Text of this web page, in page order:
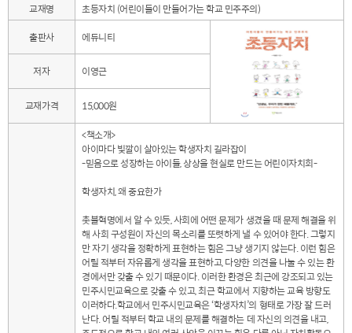
교재명
초등자치 (어린이들이 만들어가는 학교 민주주의)
출판사
에듀니티
저자 이영근
교재가격 15,000원
<책소개>
아이마다 빛깔이 살아있는 학생자치 길라잡이
-믿음으로 성장하는 아이들, 상상을 현실로 만드는 어린이자치회-
학생자치, 왜 중요한가
촛불혁명에서 알 수 있듯, 사회에 어떤 문제가 생겼을 때 문제 해결을 위
해 사회 구성원이 자신의 목소리를 또렷하게 낼 수 있어야 한다. 그렇지
만 자기 생각을 정확하게 표현하는 힘은 그냥 생기지 않는다. 이런 힘은
어릴 적부터 자유롭게 생각을 표현하고, 다양한 의견을 나눌 수 있는 환
경에서만 갖출 수 있기 때문이다. 이러한 환경은 최근에 강조되고 있는
민주시민교육으로 갖출 수 있고, 최근 학교에서 지향하는 교육 방향도
이러하다.학교에서 민주시민교육은 ‘학생자치’의 형태로 가장 잘 드러
난다. 어릴 적부터 학교 내의 문제를 해결하는 데 자신의 의견을 내고,